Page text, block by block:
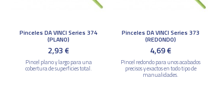
Pinceles DA VINCI Series 374
(PLANO)
2,93 €
Pincel plano y largo para una
cobertura de superficies total.
Pinceles DA VINCI Series 373
(REDONDO)
4,69 €
Pincel redondo para unos acabados
precisos y exactos en todo tipo de
manualidades.